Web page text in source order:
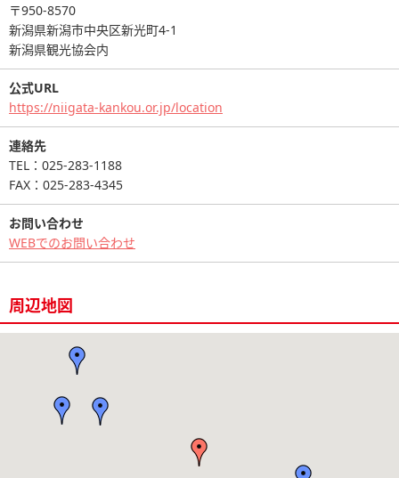
〒950-8570
新潟県新潟市中央区新光町4-1
新潟県観光協会内
公式URL
https://niigata-kankou.or.jp/location
連絡先
TEL：025-283-1188
FAX：025-283-4345
お問い合わせ
WEBでのお問い合わせ
周辺地図